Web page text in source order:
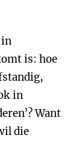
in
is: hoe
in
Want
die